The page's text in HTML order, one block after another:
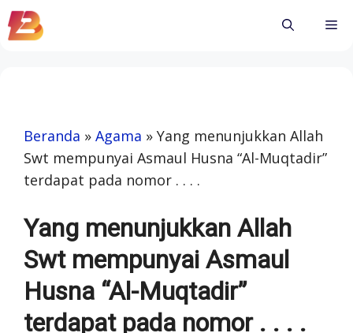
Skip
to
Beranda » Agama » Yang menunjukkan Allah
Swt mempunyai Asmaul Husna “Al-Muqtadir”
terdapat pada nomor . . . .
Yang menunjukkan Allah
Swt mempunyai Asmaul
Husna “Al-Muqtadir”
terdapat pada nomor . . . .